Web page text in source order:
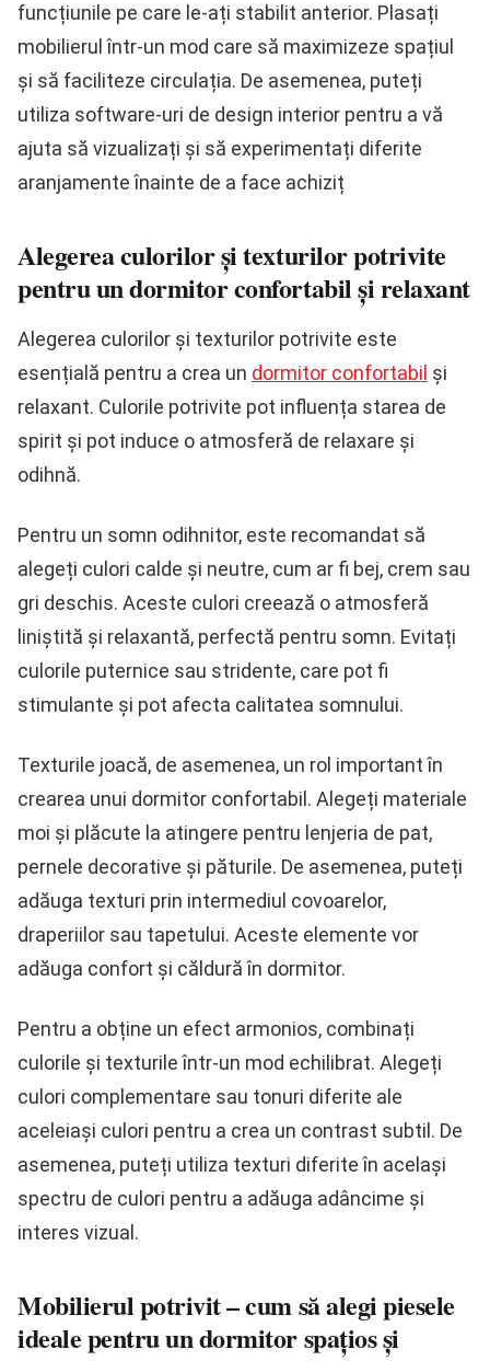
funcțiunile pe care le-ați stabilit anterior. Plasați
mobilierul într-un mod care să maximizeze spațiul
și să faciliteze circulația. De asemenea, puteți
utiliza software-uri de design interior pentru a vă
ajuta să vizualizați și să experimentați diferite
aranjamente înainte de a face achiziț
Alegerea culorilor și texturilor potrivite
pentru un dormitor confortabil și relaxant
Alegerea culorilor și texturilor potrivite este
esențială pentru a crea un dormitor confortabil și
relaxant. Culorile potrivite pot influența starea de
spirit și pot induce o atmosferă de relaxare și
odihnă.
Pentru un somn odihnitor, este recomandat să
alegeți culori calde și neutre, cum ar fi bej, crem sau
gri deschis. Aceste culori creează o atmosferă
liniștită și relaxantă, perfectă pentru somn. Evitați
culorile puternice sau stridente, care pot fi
stimulante și pot afecta calitatea somnului.
Texturile joacă, de asemenea, un rol important în
crearea unui dormitor confortabil. Alegeți materiale
moi și plăcute la atingere pentru lenjeria de pat,
pernele decorative și păturile. De asemenea, puteți
adăuga texturi prin intermediul covoarelor,
draperiilor sau tapetului. Aceste elemente vor
adăuga confort și căldură în dormitor.
Pentru a obține un efect armonios, combinați
culorile și texturile într-un mod echilibrat. Alegeți
culori complementare sau tonuri diferite ale
aceleiași culori pentru a crea un contrast subtil. De
asemenea, puteți utiliza texturi diferite în același
spectru de culori pentru a adăuga adâncime și
interes vizual.
Mobilierul potrivit – cum să alegi piesele
ideale pentru un dormitor spațios și